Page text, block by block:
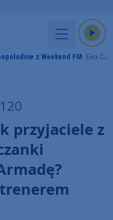
z Weekend FM Ewa
przyjaciele z